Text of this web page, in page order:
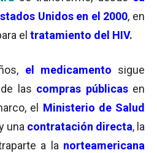
Unidos en el 2000, en
el tratamiento del HIV.
el medicamento sigue
las compras públicasen
el
Ministerio de Salud
una contratación directa, la
a
la norteamericana